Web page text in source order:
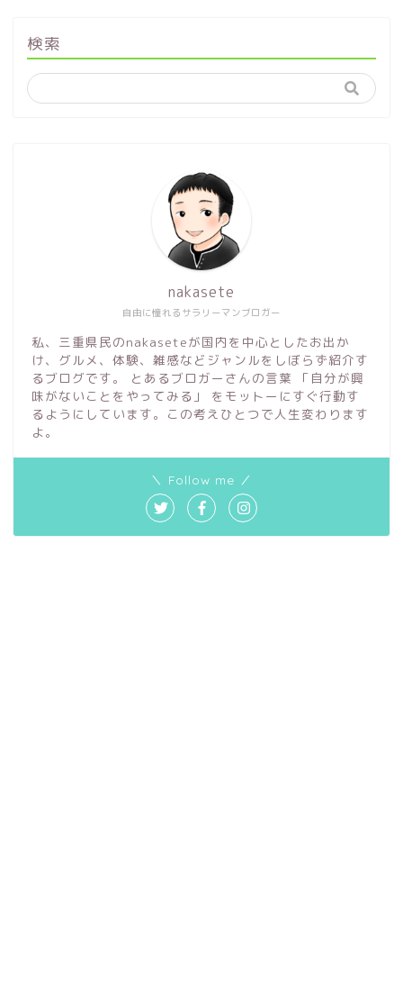
検索
自由に憧れるサラリーマンブロガー
nakasete
私、三重県民のnakaseteが国内を中心としたお出か
け、グルメ、体験、雑感などジャンルをしぼらず紹介す
るブログです。 とあるブロガーさんの言葉 「自分が興
味がないことをやってみる」 をモットーにすぐ行動す
るようにしています。この考えひとつで人生変わります
よ。
＼ Follow me ／